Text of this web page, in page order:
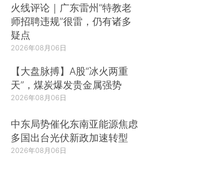
火线评论｜广东雷州“特教老
师招聘违规”很雷，仍有诸多
疑点
2026年08月06日
【大盘脉搏】A股“冰火两重
天”，煤炭爆发贵金属强势
2026年08月06日
中东局势催化东南亚能源焦虑
多国出台光伏新政加速转型
2026年08月06日